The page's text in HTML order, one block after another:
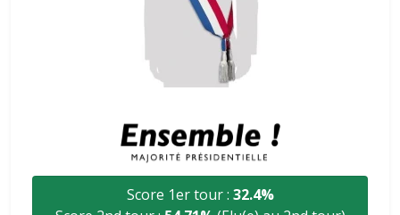
Score 1er tour : 32.4%